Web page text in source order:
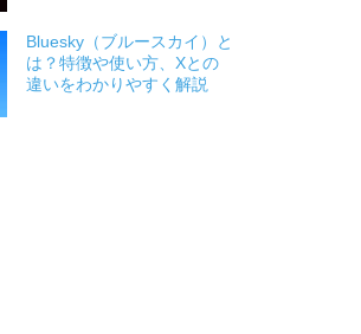
Bluesky（ブルースカイ）と
は？特徴や使い方、Xとの
違いをわかりやすく解説